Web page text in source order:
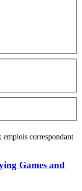
emplois correspondant
Games and